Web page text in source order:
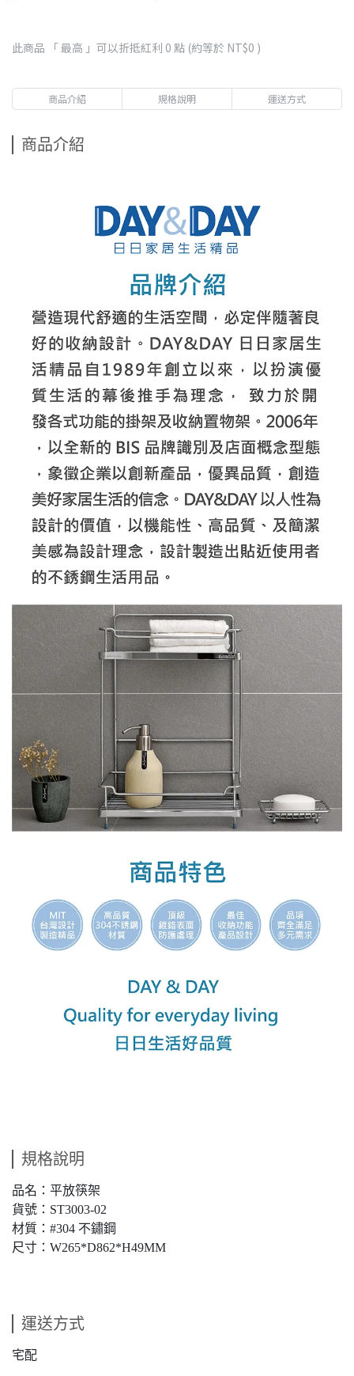
此商品 「 最高 」可以折抵紅利 0 點 (約等於 NT$0 )
商品介紹 規格說明 運送方式
商品介紹
規格說明
品名：平放筷架
貨號：ST3003-02
材質：#304 不鏽鋼
尺寸：W265*D862*H49MM
運送方式
宅配